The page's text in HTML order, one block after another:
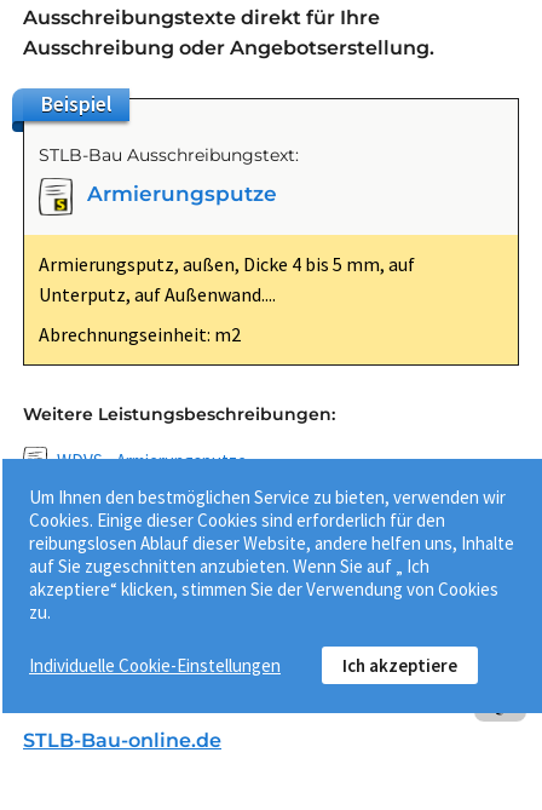
Ausschreibungstexte direkt für Ihre
Ausschreibung oder Angebotserstellung.
Beispiel
STLB-Bau Ausschreibungstext:
Armierungsputze
Armierungsputz, außen, Dicke 4 bis 5 mm, auf
Unterputz, auf Außenwand....
Abrechnungseinheit: m2
Weitere Leistungsbeschreibungen:
WDVS - Armierungsputze
Verputzte Außenwärmedämmung - Armierungsputze
WDVS - Komplettsysteme
Verputzte Außenwärmedämmung - Komplettsysteme
Mehr als eine Million Bauleistungen aus 77 Gewerken
STLB-Bau-online.de
Um Ihnen den bestmöglichen Service zu bieten, verwenden wir
Cookies. Einige dieser Cookies sind erforderlich für den
reibungslosen Ablauf dieser Website, andere helfen uns, Inhalte
auf Sie zugeschnitten anzubieten. Wenn Sie auf „ Ich
akzeptiere“ klicken, stimmen Sie der Verwendung von Cookies
zu.
Individuelle Cookie-Einstellungen Ich akzeptiere